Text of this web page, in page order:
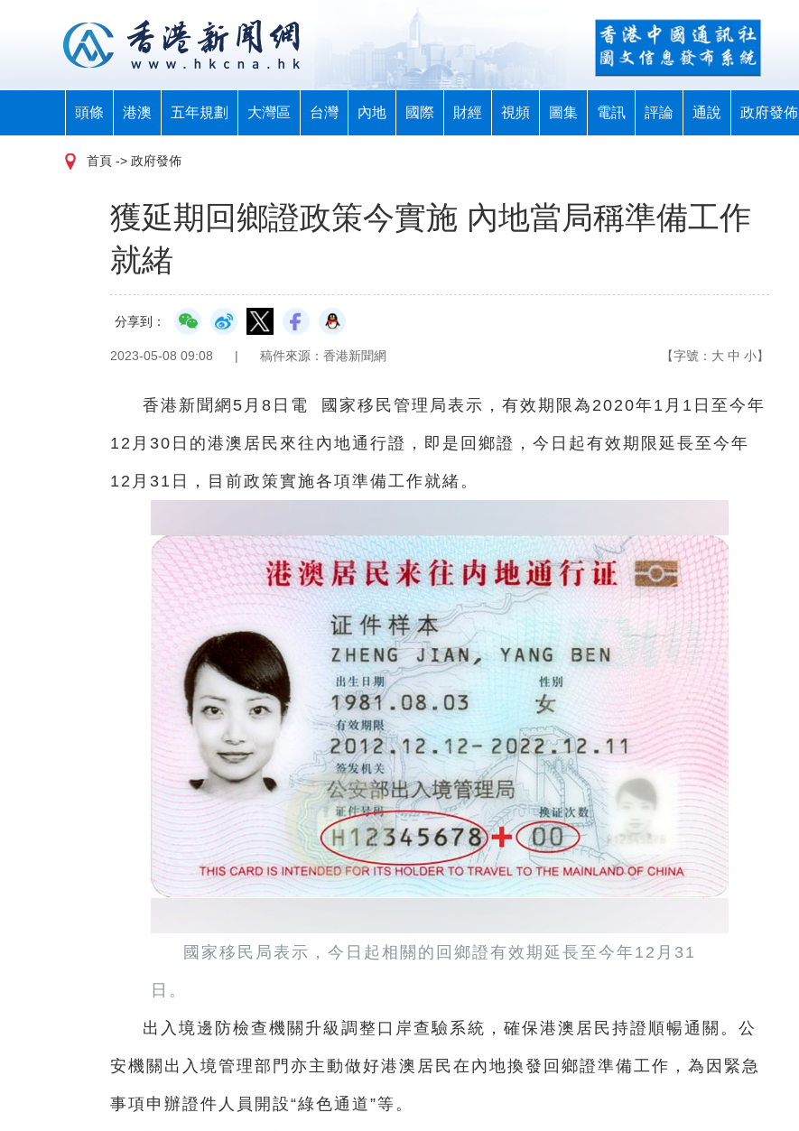
頭條 港澳 五年規劃 大灣區 台灣 內地 國際 財經 視頻 圖集 電訊 評論 通說 政府發佈
首頁 -> 政府發佈
獲延期回鄉證政策今實施 內地當局稱準備工作
就緒
分享到：
2023-05-08 09:08 | 稿件來源：香港新聞網 【字號： 大 中 小】
香港新聞網5月8日電 國家移民管理局表示，有效期限為2020年1月1日至今年
12月30日的港澳居民來往內地通行證，即是回鄉證，今日起有效期限延長至今年
12月31日，目前政策實施各項準備工作就緒。
國家移民局表示，今日起相關的回鄉證有效期延長至今年12月31
日。
出入境邊防檢查機關升級調整口岸查驗系統，確保港澳居民持證順暢通關。公
安機關出入境管理部門亦主動做好港澳居民在內地換發回鄉證準備工作，為因緊急
事項申辦證件人員開設“綠色通道”等。